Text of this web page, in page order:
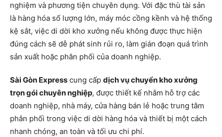
nghiệm và phương tiện chuyên dụng. Với đặc thù tài sản
là hàng hóa số lượng lớn, máy móc cồng kềnh và hệ thống
kệ sắt, việc di dời kho xưởng nếu không được thực hiện
đúng cách sẽ dễ phát sinh rủi ro, làm gián đoạn quá trình
sản xuất hoặc phân phối của doanh nghiệp.
Sài Gòn Express cung cấp dịch vụ chuyển kho xưởng
trọn gói chuyên nghiệp, được thiết kế nhằm hỗ trợ các
doanh nghiệp, nhà máy, cửa hàng bán lẻ hoặc trung tâm
phân phối trong việc di dời hàng hóa và thiết bị một cách
nhanh chóng, an toàn và tối ưu chi phí.